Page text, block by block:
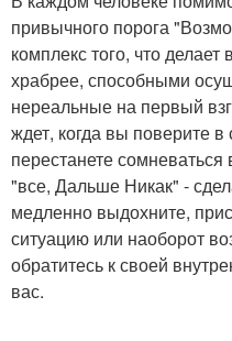
привычного порога
комплекс того, что
храбрее, способными
нереальные на первый
ждет, когда вы поверите
перестанете сомневаться
"все, Дальше Никак" -
медленно выдохните,
ситуацию или наоборот
обратитесь к своей
вас.